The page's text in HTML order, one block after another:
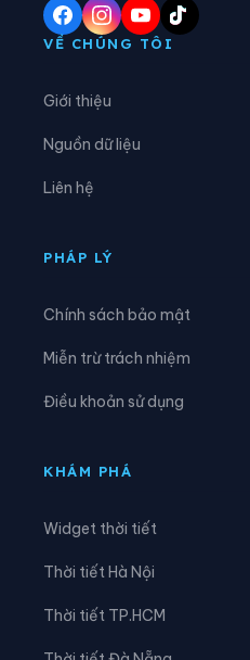
Xã Đà Bắc
Xã Đức Nhàn
Xã Hợp Lý
VỀ CHÚNG TÔI
Giới thiệu
Nguồn dữ liệu
Liên hệ
PHÁP LÝ
Chính sách bảo mật
Miễn trừ trách nhiệm
Điều khoản sử dụng
KHÁM PHÁ
Widget thời tiết
Thời tiết Hà Nội
Thời tiết TP.HCM